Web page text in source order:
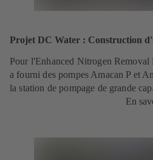
Projet DC Water : Construction
Pour l'Enhanced Nitrogen
a fourni des pompes Amacan P et
la station de pompage de grande
En